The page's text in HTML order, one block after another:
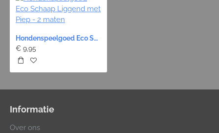
Hondenspeelgoed Eco Schaap Liggend met Piep - 2 maten
€ 9,95
Informatie
Over ons